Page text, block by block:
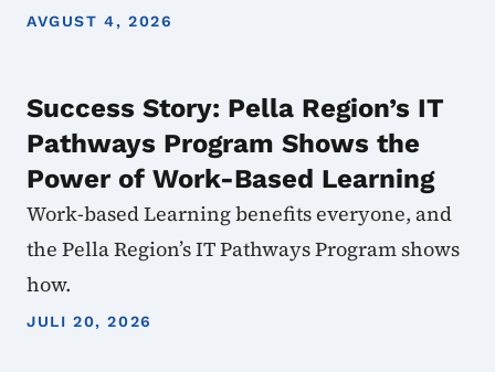
AVGUST 4, 2026
Success Story: Pella Region’s IT
Pathways Program Shows the
Power of Work-Based Learning
Work-based Learning benefits everyone, and
the Pella Region’s IT Pathways Program shows
how.
JULI 20, 2026